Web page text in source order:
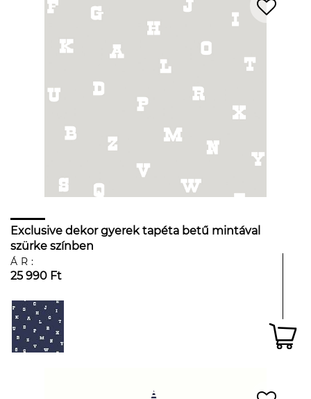
Exclusive dekor gyerek tapéta betű mintával
szürke színben
ÁR:
25 990 Ft